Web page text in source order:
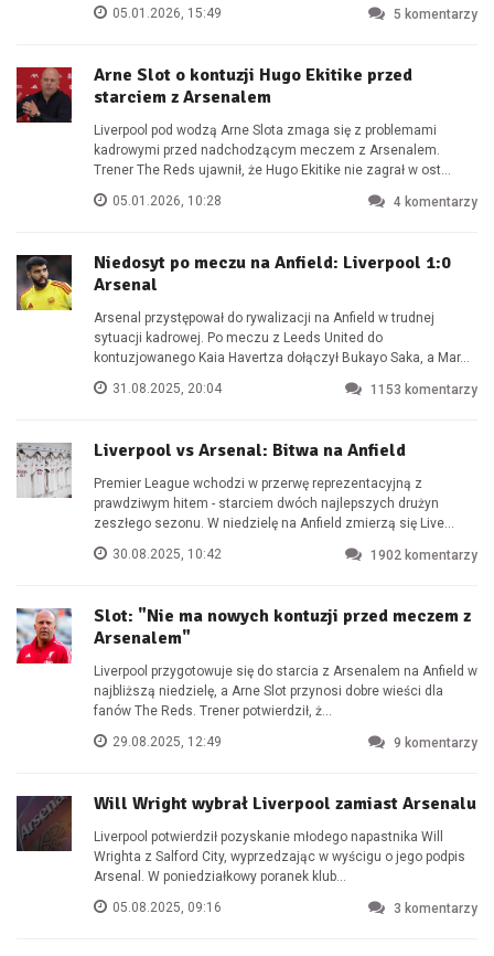
05.01.2026, 15:49
5 komentarzy
Arne Slot o kontuzji Hugo Ekitike przed
starciem z Arsenalem
Liverpool pod wodzą Arne Slota zmaga się z problemami
kadrowymi przed nadchodzącym meczem z Arsenalem.
Trener The Reds ujawnił, że Hugo Ekitike nie zagrał w ost...
05.01.2026, 10:28
4 komentarzy
Niedosyt po meczu na Anfield: Liverpool 1:0
Arsenal
Arsenal przystępował do rywalizacji na Anfield w trudnej
sytuacji kadrowej. Po meczu z Leeds United do
kontuzjowanego Kaia Havertza dołączył Bukayo Saka, a Mar...
31.08.2025, 20:04
1153 komentarzy
Liverpool vs Arsenal: Bitwa na Anfield
Premier League wchodzi w przerwę reprezentacyjną z
prawdziwym hitem - starciem dwóch najlepszych drużyn
zeszłego sezonu. W niedzielę na Anfield zmierzą się Live...
30.08.2025, 10:42
1902 komentarzy
Slot: "Nie ma nowych kontuzji przed meczem z
Arsenalem"
Liverpool przygotowuje się do starcia z Arsenalem na Anfield w
najbliższą niedzielę, a Arne Slot przynosi dobre wieści dla
fanów The Reds. Trener potwierdził, ż...
29.08.2025, 12:49
9 komentarzy
Will Wright wybrał Liverpool zamiast Arsenalu
Liverpool potwierdził pozyskanie młodego napastnika Will
Wrighta z Salford City, wyprzedzając w wyścigu o jego podpis
Arsenal. W poniedziałkowy poranek klub...
05.08.2025, 09:16
3 komentarzy